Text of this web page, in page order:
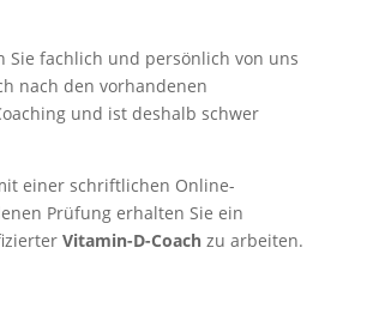
fachlich und persönlich von uns
nach den vorhandenen
und ist deshalb schwer
einer schriftlichen Online-
Prüfung erhalten Sie ein
Vitamin-D-Coach zu arbeiten.